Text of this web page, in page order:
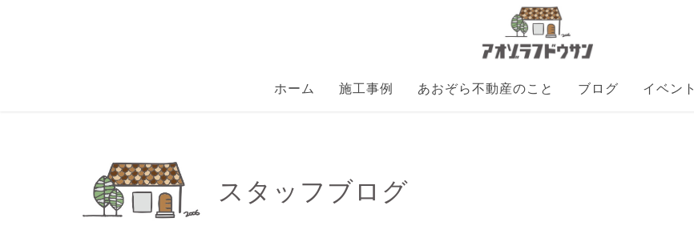
ホーム 施工事例 あおぞら不動産のこと ブログ イベント
スタッフブログ